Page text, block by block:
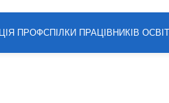
ПРОФСПІЛКИ ПРАЦІВНИКІВ